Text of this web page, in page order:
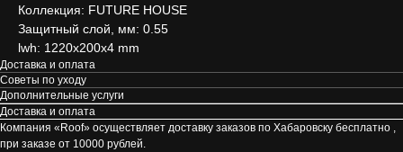
Коллекция: FUTURE HOUSE
Защитный слой, мм: 0.55
lwh: 1220x200x4 mm
Доставка и оплата
Советы по уходу
Дополнительные услуги
Доставка и оплата
Компания «Roof» осуществляет доставку заказов по Хабаровску бесплатно ,
при заказе от 10000 рублей.